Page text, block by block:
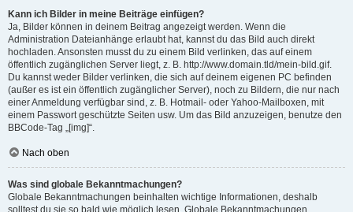
Kann ich Bilder in meine Beiträge einfügen?
Ja, Bilder können in deinem Beitrag angezeigt werden. Wenn die
Administration Dateianhänge erlaubt hat, kannst du das Bild auch direkt
hochladen. Ansonsten musst du zu einem Bild verlinken, das auf einem
öffentlich zugänglichen Server liegt, z. B. http://www.domain.tld/mein-bild.gif.
Du kannst weder Bilder verlinken, die sich auf deinem eigenen PC befinden
(außer es ist ein öffentlich zugänglicher Server), noch zu Bildern, die nur nach
einer Anmeldung verfügbar sind, z. B. Hotmail- oder Yahoo-Mailboxen, mit
einem Passwort geschützte Seiten usw. Um das Bild anzuzeigen, benutze den
BBCode-Tag „[img]“.
Nach oben
Was sind globale Bekanntmachungen?
Globale Bekanntmachungen beinhalten wichtige Informationen, deshalb
solltest du sie so bald wie möglich lesen. Globale Bekanntmachungen